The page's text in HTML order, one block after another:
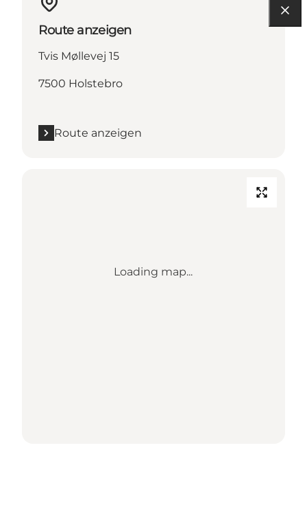
Route anzeigen
Tvis Møllevej 15
7500 Holstebro
Route anzeigen
Loading map...